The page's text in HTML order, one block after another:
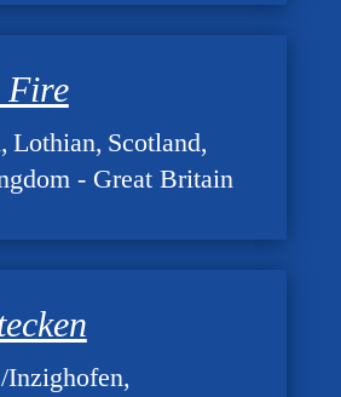
Fire
Lothian Scotland
- Great Britain
Inzighofen